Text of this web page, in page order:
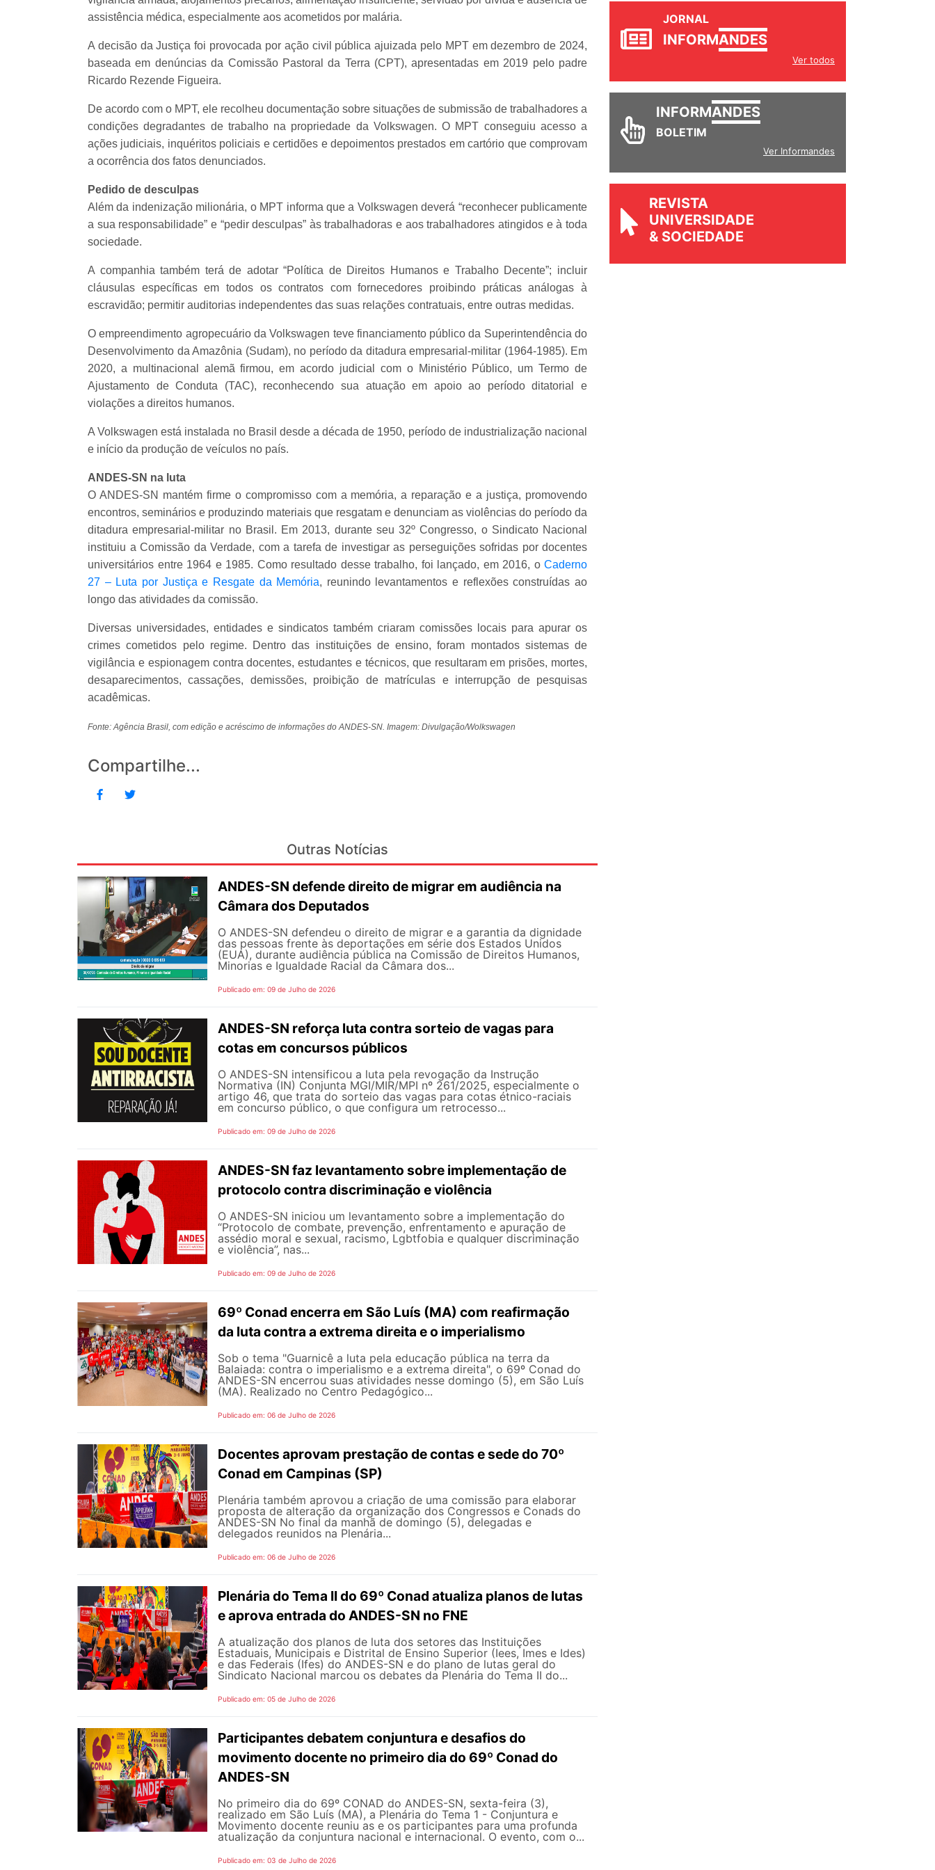
assistência médica, especialmente aos acometidos por malária.
A decisão da Justiça foi provocada por ação civil pública ajuizada pelo MPT em dezembro de 2024,
baseada em denúncias da Comissão Pastoral da Terra (CPT), apresentadas em 2019 pelo padre
Ricardo Rezende Figueira.
De acordo com o MPT, ele recolheu documentação sobre situações de submissão de trabalhadores a
condições degradantes de trabalho na propriedade da Volkswagen. O MPT conseguiu acesso a
ações judiciais, inquéritos policiais e certidões e depoimentos prestados em cartório que comprovam
a ocorrência dos fatos denunciados.
Pedido de desculpas
Além da indenização milionária, o MPT informa que a Volkswagen deverá “reconhecer publicamente
a sua responsabilidade” e “pedir desculpas” às trabalhadoras e aos trabalhadores atingidos e à toda
sociedade.
A companhia também terá de adotar “Política de Direitos Humanos e Trabalho Decente”; incluir
cláusulas específicas em todos os contratos com fornecedores proibindo práticas análogas à
escravidão; permitir auditorias independentes das suas relações contratuais, entre outras medidas.
O empreendimento agropecuário da Volkswagen teve financiamento público da Superintendência do
Desenvolvimento da Amazônia (Sudam), no período da ditadura empresarial-militar (1964-1985). Em
2020, a multinacional alemã firmou, em acordo judicial com o Ministério Público, um Termo de
Ajustamento de Conduta (TAC), reconhecendo sua atuação em apoio ao período ditatorial e
violações a direitos humanos.
A Volkswagen está instalada no Brasil desde a década de 1950, período de industrialização nacional
e início da produção de veículos no país.
ANDES-SN na luta
O ANDES-SN mantém firme o compromisso com a memória, a reparação e a justiça, promovendo
encontros, seminários e produzindo materiais que resgatam e denunciam as violências do período da
ditadura empresarial-militar no Brasil. Em 2013, durante seu 32º Congresso, o Sindicato Nacional
instituiu a Comissão da Verdade, com a tarefa de investigar as perseguições sofridas por docentes
universitários entre 1964 e 1985. Como resultado desse trabalho, foi lançado, em 2016, o Caderno
27 – Luta por Justiça e Resgate da Memória, reunindo levantamentos e reflexões construídas ao
longo das atividades da comissão.
Diversas universidades, entidades e sindicatos também criaram comissões locais para apurar os
crimes cometidos pelo regime. Dentro das instituições de ensino, foram montados sistemas de
vigilância e espionagem contra docentes, estudantes e técnicos, que resultaram em prisões, mortes,
desaparecimentos, cassações, demissões, proibição de matrículas e interrupção de pesquisas
acadêmicas.
Fonte: Agência Brasil, com edição e acréscimo de informações do ANDES-SN. Imagem: Divulgação/Wolkswagen
Compartilhe...
Outras Notícias
ANDES-SN defende direito de migrar em audiência na
Câmara dos Deputados
O ANDES-SN defendeu o direito de migrar e a garantia da dignidade
das pessoas frente às deportações em série dos Estados Unidos
(EUA), durante audiência pública na Comissão de Direitos Humanos,
Minorias e Igualdade Racial da Câmara dos...
Publicado em: 09 de Julho de 2026
ANDES-SN reforça luta contra sorteio de vagas para
cotas em concursos públicos
O ANDES-SN intensificou a luta pela revogação da Instrução
Normativa (IN) Conjunta MGI/MIR/MPI nº 261/2025, especialmente o
artigo 46, que trata do sorteio das vagas para cotas étnico-raciais
em concurso público, o que configura um retrocesso...
Publicado em: 09 de Julho de 2026
ANDES-SN faz levantamento sobre implementação de
protocolo contra discriminação e violência
O ANDES-SN iniciou um levantamento sobre a implementação do
“Protocolo de combate, prevenção, enfrentamento e apuração de
assédio moral e sexual, racismo, Lgbtfobia e qualquer discriminação
e violência”, nas...
Publicado em: 09 de Julho de 2026
69º Conad encerra em São Luís (MA) com reafirmação
da luta contra a extrema direita e o imperialismo
Sob o tema "Guarnicê a luta pela educação pública na terra da
Balaiada: contra o imperialismo e a extrema direita", o 69º Conad do
ANDES-SN encerrou suas atividades nesse domingo (5), em São Luís
(MA). Realizado no Centro Pedagógico...
Publicado em: 06 de Julho de 2026
Docentes aprovam prestação de contas e sede do 70º
Conad em Campinas (SP)
Plenária também aprovou a criação de uma comissão para elaborar
proposta de alteração da organização dos Congressos e Conads do
ANDES-SN No final da manhã de domingo (5), delegadas e
delegados reunidos na Plenária...
Publicado em: 06 de Julho de 2026
Plenária do Tema II do 69º Conad atualiza planos de lutas
e aprova entrada do ANDES-SN no FNE
A atualização dos planos de luta dos setores das Instituições
Estaduais, Municipais e Distrital de Ensino Superior (Iees, Imes e Ides)
e das Federais (Ifes) do ANDES-SN e do plano de lutas geral do
Sindicato Nacional marcou os debates da Plenária do Tema II do...
Publicado em: 05 de Julho de 2026
Participantes debatem conjuntura e desafios do
movimento docente no primeiro dia do 69º Conad do
ANDES-SN
No primeiro dia do 69º CONAD do ANDES-SN, sexta-feira (3),
realizado em São Luís (MA), a Plenária do Tema 1 - Conjuntura e
Movimento docente reuniu as e os participantes para uma profunda
atualização da conjuntura nacional e internacional. O evento, com o...
Publicado em: 03 de Julho de 2026
JORNAL
INFORMANDES
Ver todos
INFORMANDES
BOLETIM
Ver Informandes
REVISTA
UNIVERSIDADE
& SOCIEDADE